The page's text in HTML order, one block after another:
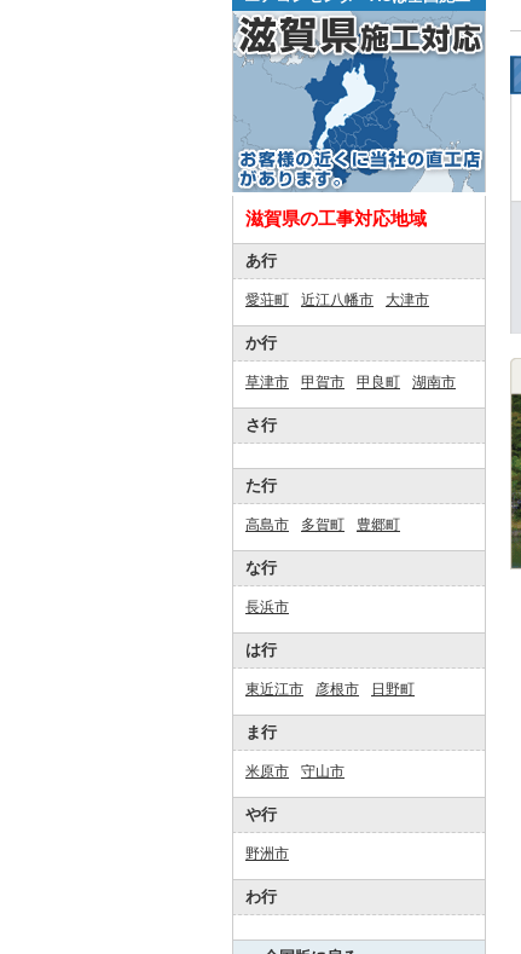
滋賀県の工事対応地域
あ行
愛荘町 近江八幡市 大津市
か行
草津市 甲賀市 甲良町 湖南市
さ行
た行
高島市 多賀町 豊郷町
な行
長浜市
は行
東近江市 彦根市 日野町
ま行
米原市 守山市
や行
野洲市
わ行